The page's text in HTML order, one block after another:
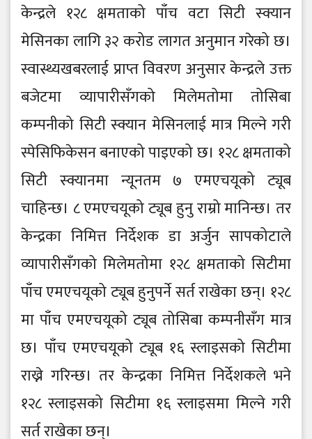
केन्द्रले १२८ क्षमताको पाँच वटा सिटी स्क्यान
मेसिनका लागि ३२ करोड लागत अनुमान गरेको छ।
स्वास्थ्यखबरलाई प्राप्त विवरण अनुसार केन्द्रले उक्त
बजेटमा व्यापारीसँगको मिलेमतोमा तोसिबा
कम्पनीको सिटी स्क्यान मेसिनलाई मात्र मिल्ने गरी
स्पेसिफिकेसन बनाएको पाइएको छ। १२८ क्षमताको
सिटी स्क्यानमा न्यूनतम ७ एमएचयूको ट्यूब
चाहिन्छ। ८ एमएचयूको ट्यूब हुनु राम्रो मानिन्छ। तर
केन्द्रका निमित्त निर्देशक डा अर्जुन सापकोटाले
व्यापारीसँगको मिलेमतोमा १२८ क्षमताको सिटीमा
पाँच एमएचयूको ट्यूब हुनुपर्ने सर्त राखेका छन्। १२८
मा पाँच एमएचयूको ट्यूब तोसिबा कम्पनीसँग मात्र
छ। पाँच एमएचयूको ट्यूब १६ स्लाइसको सिटीमा
राख्ने गरिन्छ। तर केन्द्रका निमित्त निर्देशकले भने
१२८ स्लाइसको सिटीमा १६ स्लाइसमा मिल्ने गरी
सर्त राखेका छन्।